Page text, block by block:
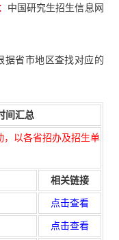
版】】
中国研究生招生信息网
据省市地区查找对应的
间汇总
，以各省招办及招生单
相关链接
点击查看
点击查看